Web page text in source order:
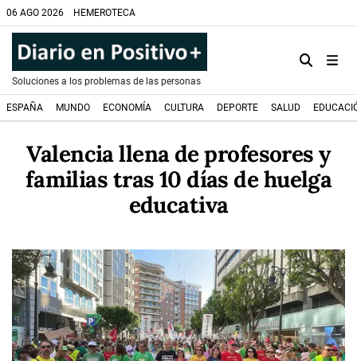
06 AGO 2026 HEMEROTECA
Soluciones a los problemas de las personas
ESPAÑA MUNDO ECONOMÍA CULTURA DEPORTE SALUD
Valencia llena de profesores y
familias tras 10 días de huelga
educativa